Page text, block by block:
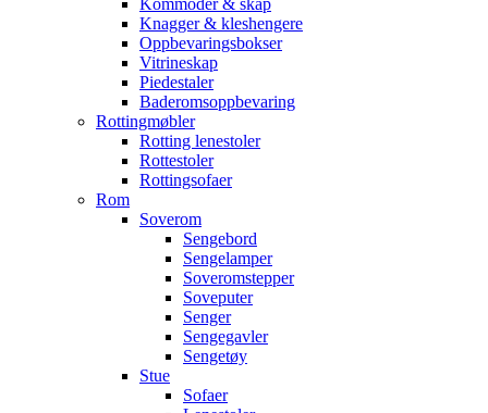
Kommoder & skap
Knagger & kleshengere
Oppbevaringsbokser
Vitrineskap
Piedestaler
Baderomsoppbevaring
Rottingmøbler
Rotting lenestoler
Rottestoler
Rottingsofaer
Rom
Soverom
Sengebord
Sengelamper
Soveromstepper
Soveputer
Senger
Sengegavler
Sengetøy
Stue
Sofaer